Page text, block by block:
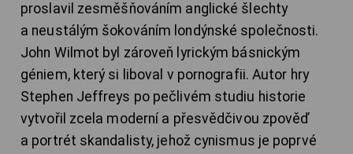
proslavil zesměšňováním anglické šlechty
a neustálým šokováním londýnské společnosti.
John Wilmot byl zároveň lyrickým básnickým
géniem, který si liboval v pornografii. Autor hry
Stephen Jeffreys po pečlivém studiu historie
vytvořil zcela moderní a přesvědčivou zpověď
a portrét skandalisty, jehož cynismus je poprvé